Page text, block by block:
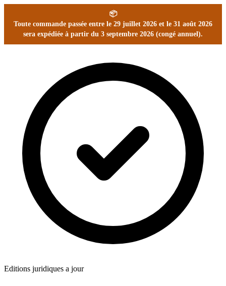
📦
Toute commande passée entre le 29 juillet 2026 et le 31 août 2026
sera expédiée à partir du 3 septembre 2026 (congé annuel).
Editions juridiques a jour